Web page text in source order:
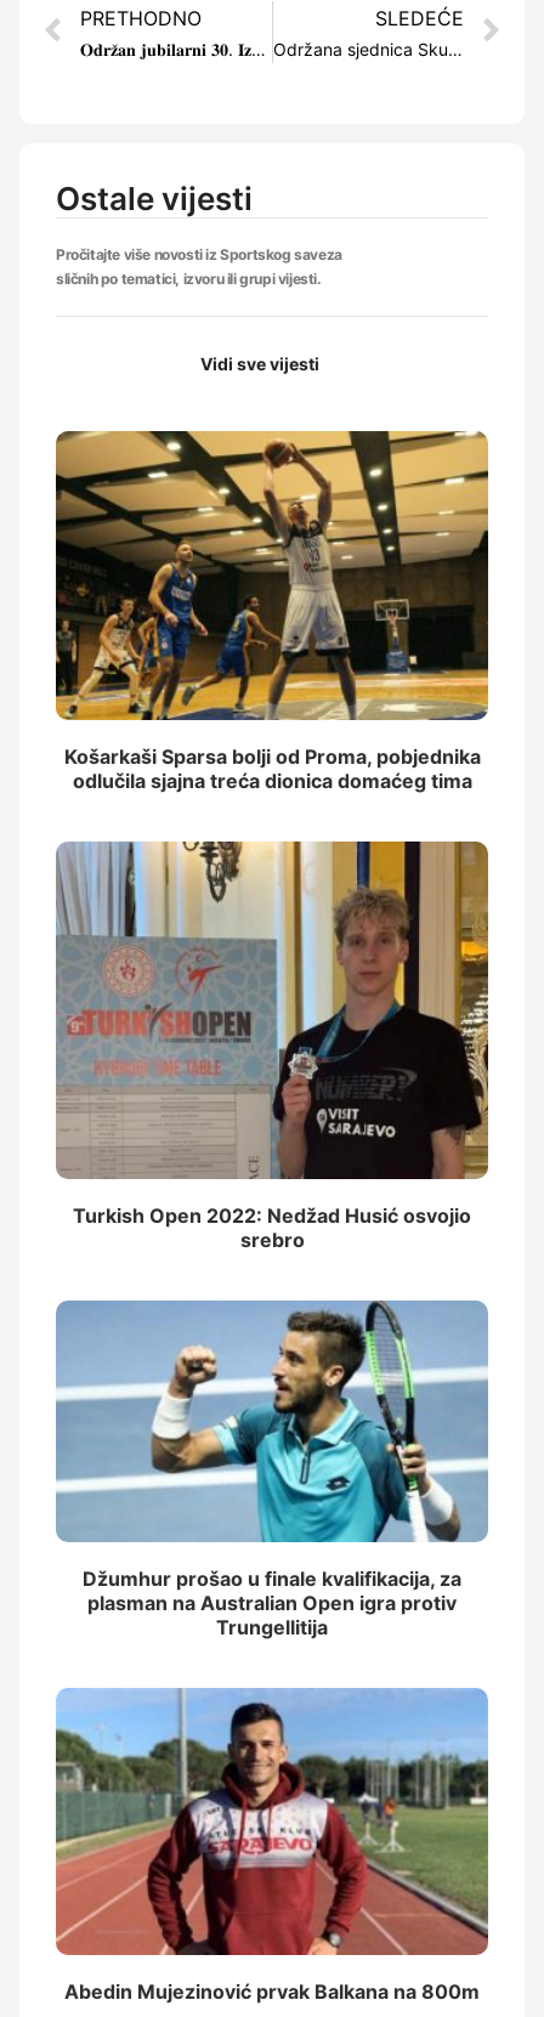
PRETHODNO
𝐎𝐝𝐫𝐳̌𝐚𝐧 𝐣𝐮𝐛𝐢𝐥𝐚𝐫𝐧𝐢 𝟑𝟎. 𝐈𝐳𝐛𝐨𝐫 𝐬𝐩𝐨𝐫𝐭𝐢𝐬𝐭𝐞 𝐊𝐚𝐧𝐭𝐨𝐧𝐚 𝐒𝐚𝐫𝐚𝐣𝐞𝐯𝐨
SLEDEĆE
Održana sjednica Skupštine, Samir Šarić ponovo na čelu Sportskog Saveza KS
Ostale vijesti
Pročitajte više novosti iz Sportskog saveza
sličnih po tematici, izvoru ili grupi vijesti.
Vidi sve vijesti
Košarkaši Sparsa bolji od Proma, pobjednika
odlučila sjajna treća dionica domaćeg tima
Turkish Open 2022: Nedžad Husić osvojio
srebro
Džumhur prošao u finale kvalifikacija, za
plasman na Australian Open igra protiv
Trungellitija
Abedin Mujezinović prvak Balkana na 800m